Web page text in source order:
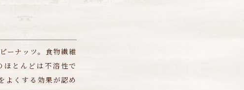
ーナッツ。食物繊維
ほとんどは不溶性で
よくする効果が認め